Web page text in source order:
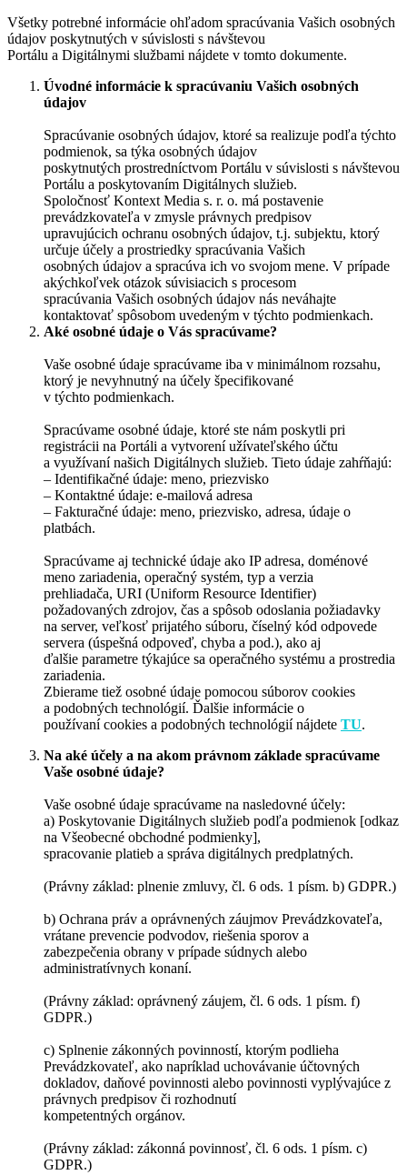
Všetky potrebné informácie ohľadom spracúvania Vašich osobných
údajov poskytnutých v súvislosti s návštevou
Portálu a Digitálnymi službami nájdete v tomto dokumente.
Úvodné informácie k spracúvaniu Vašich osobných
údajov
Spracúvanie osobných údajov, ktoré sa realizuje podľa týchto
podmienok, sa týka osobných údajov
poskytnutých prostredníctvom Portálu v súvislosti s návštevou
Portálu a poskytovaním Digitálnych služieb.
Spoločnosť Kontext Media s. r. o. má postavenie
prevádzkovateľa v zmysle právnych predpisov
upravujúcich ochranu osobných údajov, t.j. subjektu, ktorý
určuje účely a prostriedky spracúvania Vašich
osobných údajov a spracúva ich vo svojom mene. V prípade
akýchkoľvek otázok súvisiacich s procesom
spracúvania Vašich osobných údajov nás neváhajte
kontaktovať spôsobom uvedeným v týchto podmienkach.
Aké osobné údaje o Vás spracúvame?
Vaše osobné údaje spracúvame iba v minimálnom rozsahu,
ktorý je nevyhnutný na účely špecifikované
v týchto podmienkach.
Spracúvame osobné údaje, ktoré ste nám poskytli pri
registrácii na Portáli a vytvorení užívateľského účtu
a využívaní našich Digitálnych služieb. Tieto údaje zahŕňajú:
– Identifikačné údaje: meno, priezvisko
– Kontaktné údaje: e-mailová adresa
– Fakturačné údaje: meno, priezvisko, adresa, údaje o
platbách.
Spracúvame aj technické údaje ako IP adresa, doménové
meno zariadenia, operačný systém, typ a verzia
prehliadača, URI (Uniform Resource Identifier)
požadovaných zdrojov, čas a spôsob odoslania požiadavky
na server, veľkosť prijatého súboru, číselný kód odpovede
servera (úspešná odpoveď, chyba a pod.), ako aj
ďalšie parametre týkajúce sa operačného systému a prostredia
zariadenia.
Zbierame tiež osobné údaje pomocou súborov cookies
a podobných technológií. Ďalšie informácie o
používaní cookies a podobných technológií nájdete TU.
Na aké účely a na akom právnom základe spracúvame
Vaše osobné údaje?
Vaše osobné údaje spracúvame na nasledovné účely:
a) Poskytovanie Digitálnych služieb podľa podmienok [odkaz
na Všeobecné obchodné podmienky],
spracovanie platieb a správa digitálnych predplatných.
(Právny základ: plnenie zmluvy, čl. 6 ods. 1 písm. b) GDPR.)
b) Ochrana práv a oprávnených záujmov Prevádzkovateľa,
vrátane prevencie podvodov, riešenia sporov a
zabezpečenia obrany v prípade súdnych alebo
administratívnych konaní.
(Právny základ: oprávnený záujem, čl. 6 ods. 1 písm. f)
GDPR.)
c) Splnenie zákonných povinností, ktorým podlieha
Prevádzkovateľ, ako napríklad uchovávanie účtovných
dokladov, daňové povinnosti alebo povinnosti vyplývajúce z
právnych predpisov či rozhodnutí
kompetentných orgánov.
(Právny základ: zákonná povinnosť, čl. 6 ods. 1 písm. c)
GDPR.)